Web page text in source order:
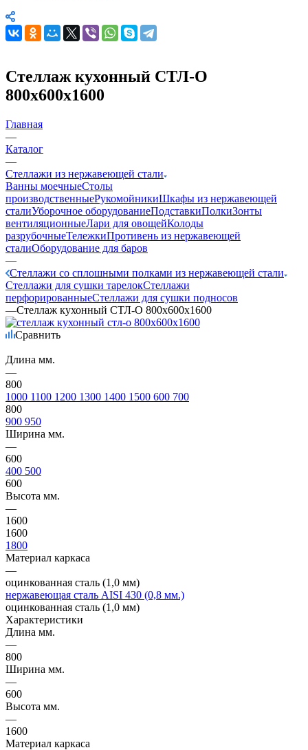
Стеллаж кухонный СТЛ-О
800х600х1600
Главная
—
Каталог
—
Стеллажи из нержавеющей стали
Ванны моечныеСтолы
производственныеРукомойникиШкафы из нержавеющей
сталиУборочное оборудованиеПодставкиПолкиЗонты
вентиляционныеЛари для овощейКолоды
разрубочныеТележкиПротивень из нержавеющей
сталиОборудование для баров
—
Стеллажи со сплошными полками из нержавеющей стали
Стеллажи для сушки тарелокСтеллажи
перфорированныеСтеллажи для сушки подносов
—Стеллаж кухонный СТЛ-О 800х600х1600
Сравнить
Длина мм.
—
800
1000 1100 1200 1300 1400 1500 600 700
800
900 950
Ширина мм.
—
600
400 500
600
Высота мм.
—
1600
1600
1800
Материал каркаса
—
оцинкованная сталь (1,0 мм)
нержавеющая сталь AISI 430 (0,8 мм.)
оцинкованная сталь (1,0 мм)
Характеристики
Длина мм.
—
800
Ширина мм.
—
600
Высота мм.
—
1600
Материал каркаса